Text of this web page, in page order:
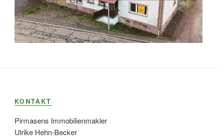
KONTAKT
Pirmasens Immobilienmakler
Ulrike Hehn-Becker